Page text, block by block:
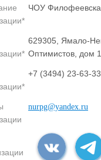
ЧОУ
629305, Ямало-
Оптимистов, дом 1
+7 (3494) 23-63-33
nurpg@yandex.ru